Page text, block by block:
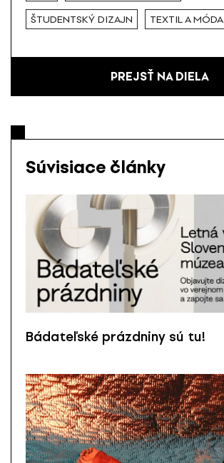
ŠTUDENTSKÝ DIZAJN TEXTIL A MÓDA
PREJSŤ NA DIELA
Súvisiace články
Bádateľské prázdniny sú tu!